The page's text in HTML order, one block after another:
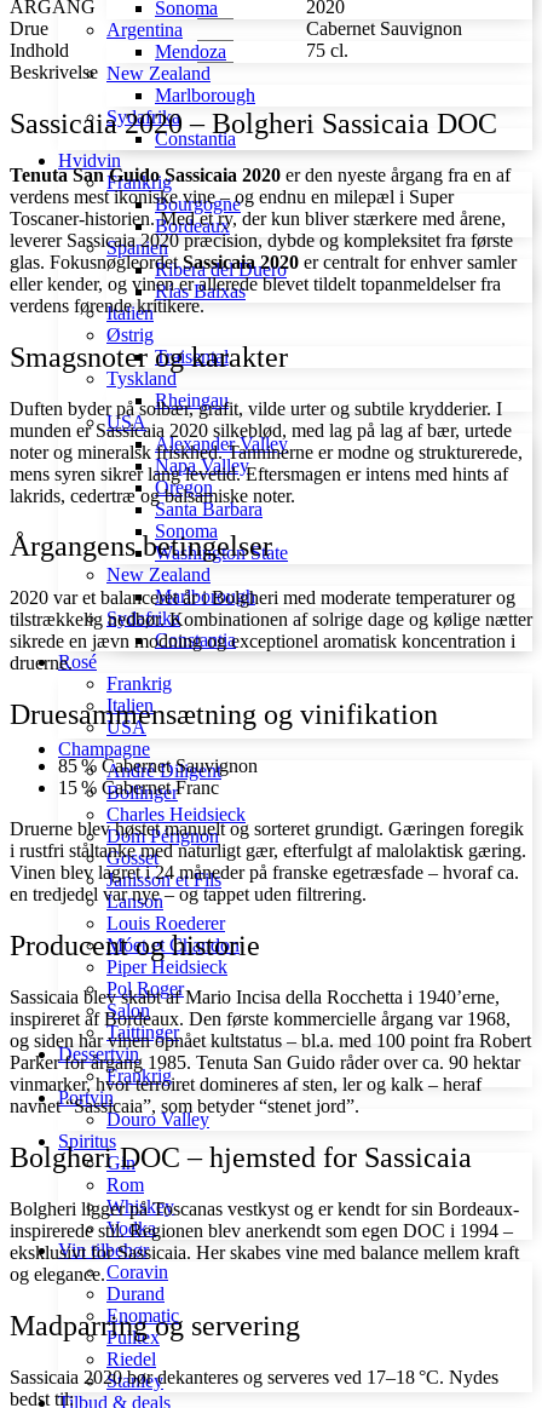
Sonoma
Argentina
Mendoza
New Zealand
Marlborough
Sydafrika
Constantia
Hvidvin
Frankrig
Bourgogne
Bordeaux
Spanien
Ribera del Duero
Rías Baixas
Italien
Østrig
Traisental
Tyskland
Rheingau
USA
Alexander Valley
Napa Valley
Oregon
Santa Barbara
Sonoma
Washington State
New Zealand
Marlborough
Sydafrika
Constantia
Rosé
Frankrig
Italien
USA
Champagne
André Diligent
Bollinger
Charles Heidsieck
Dom Pérignon
Gosset
Janisson et Fils
Lanson
Louis Roederer
Móet et Chandon
Piper Heidsieck
Pol Roger
Salon
Taittinger
Dessertvin
Frankrig
Portvin
Douro Valley
Spiritus
Gin
Rom
Whiskey
Vodka
Vin tilbehør
Coravin
Durand
Enomatic
Pulltex
Riedel
Stanley
Tilbud & deals
ÅRGANG
2020
Drue
Cabernet Sauvignon
Indhold
75 cl.
Beskrivelse
Sassicaia 2020 – Bolgheri Sassicaia DOC
Tenuta San Guido Sassicaia 2020 er den nyeste årgang fra en af
verdens mest ikoniske vine – og endnu en milepæl i Super
Toscaner-historien. Med et ry, der kun bliver stærkere med årene,
leverer Sassicaia 2020 præcision, dybde og kompleksitet fra første
glas. FokusnøgleordetSassicaia 2020 er centralt for enhver samler
eller kender, og vinen er allerede blevet tildelt topanmeldelser fra
verdens førende kritikere.
Smagsnoter og karakter
Duften byder på solbær, grafit, vilde urter og subtile krydderier. I
munden er Sassicaia 2020 silkeblød, med lag på lag af bær, urtede
noter og mineralsk friskhed. Tanninerne er modne og strukturerede,
mens syren sikrer lang levetid. Eftersmagen er intens med hints af
lakrids, cedertræ og balsamiske noter.
Årgangens betingelser
2020 var et balanceret år i Bolgheri med moderate temperaturer og
tilstrækkelig nedbør. Kombinationen af solrige dage og kølige nætter
sikrede en jævn modning og exceptionel aromatisk koncentration i
druerne.
Druesammensætning og vinifikation
85 % Cabernet Sauvignon
15 % Cabernet Franc
Druerne blev høstet manuelt og sorteret grundigt. Gæringen foregik
i rustfri ståltanke med naturligt gær, efterfulgt af malolaktisk gæring.
Vinen blev lagret i 24 måneder på franske egetræsfade – hvoraf ca.
en tredjedel var nye – og tappet uden filtrering.
Producent og historie
Sassicaia blev skabt af Mario Incisa della Rocchetta i 1940’erne,
inspireret af Bordeaux. Den første kommercielle årgang var 1968,
og siden har vinen opnået kultstatus – bl.a. med 100 point fra Robert
Parker for årgang 1985. Tenuta San Guido råder over ca. 90 hektar
vinmarker, hvor terroiret domineres af sten, ler og kalk – heraf
navnet “Sassicaia”, som betyder “stenet jord”.
Bolgheri DOC – hjemsted for Sassicaia
Bolgheri ligger på Toscanas vestkyst og er kendt for sin Bordeaux-
inspirerede stil. Regionen blev anerkendt som egen DOC i 1994 –
eksklusivt for Sassicaia. Her skabes vine med balance mellem kraft
og elegance.
Madparring og servering
Sassicaia 2020 bør dekanteres og serveres ved 17–18 °C. Nydes
bedst til: